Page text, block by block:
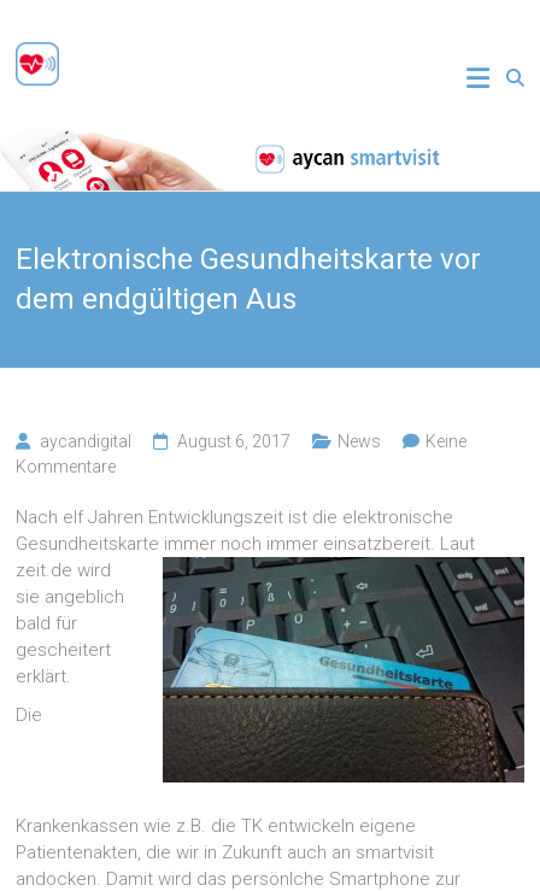
Inhalt
springen
aycan
smartvisit
Sichere
Patientenkommunikation
Elektronische Gesundheitskarte vor
dem endgültigen Aus
aycandigital August 6, 2017 News
Keine
Kommentare
Nach elf Jahren Entwicklungszeit ist die elektronische
Gesundheitskarte immer noch immer einsatzbereit. Laut
zeit.de wird
sie angeblich
bald für
gescheitert
erklärt.
Die
Krankenkassen wie z.B. die TK entwickeln eigene
Patientenakten, die wir in Zukunft auch an smartvisit
andocken. Damit wird das persönlche Smartphone zur